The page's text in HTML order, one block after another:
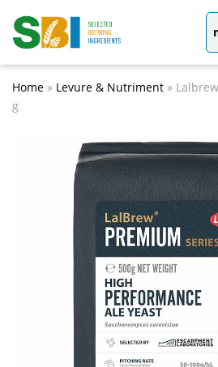
Home » Levure & Nutriment »
g